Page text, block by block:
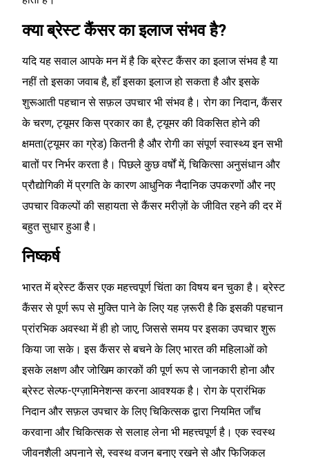
क्या ब्रेस्ट कैंसर का इलाज संभव है?
यदि यह सवाल आपके मन में है कि ब्रेस्ट कैंसर का इलाज संभव है या
नहीं तो इसका जवाब है, हाँ इसका इलाज हो सकता है और इसके
शुरूआती पहचान से सफ़ल उपचार भी संभव है। रोग का निदान, कैंसर
के चरण, ट्यूमर किस प्रकार का है, ट्यूमर की विकसित होने की
क्षमता(ट्यूमर का ग्रेड) कितनी है और रोगी का संपूर्ण स्वास्थ्य इन सभी
बातों पर निर्भर करता है। पिछले कुछ वर्षों में, चिकित्सा अनुसंधान और
प्रौद्योगिकी में प्रगति के कारण आधुनिक नैदानिक उपकरणों और नए
उपचार विकल्पों की सहायता से कैंसर मरीज़ों के जीवित रहने की दर में
बहुत सुधार हुआ है।
निष्कर्ष
भारत में ब्रेस्ट कैंसर एक महत्त्वपूर्ण चिंता का विषय बन चुका है। ब्रेस्ट
कैंसर से पूर्ण रूप से मुक्ति पाने के लिए यह ज़रूरी है कि इसकी पहचान
प्रांरभिक अवस्था में ही हो जाए, जिससे समय पर इसका उपचार शुरू
किया जा सके। इस कैंसर से बचने के लिए भारत की महिलाओं को
इसके लक्षण और जोखिम कारकों की पूर्ण रूप से जानकारी होना और
ब्रेस्ट सेल्फ-एग्ज़ामिनेशन्स करना आवश्यक है। रोग के प्रारंभिक
निदान और सफ़ल उपचार के लिए चिकित्सक द्वारा नियमित जाँच
करवाना और चिकित्सक से सलाह लेना भी महत्त्वपूर्ण है। एक स्वस्थ
जीवनशैली अपनाने से, स्वस्थ वजन बनाए रखने से और फिजिकल